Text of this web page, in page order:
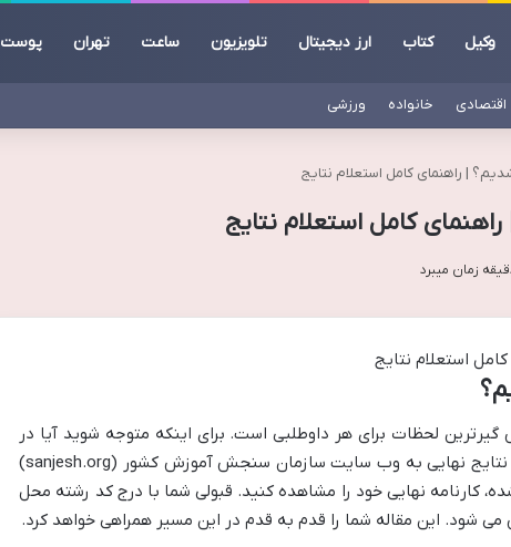
وکیل کتاب ارز دیجیتال تلویزیون ساعت تهران پوست
اقتصادی خانواده ورزشی
| راهنمای کامل استعلام نتایج
کامل استعلام نتایج
گیرترین لحظات برای هر داوطلبی است. برای اینکه متوجه شوید آیا در
کنکور قبول شده اید یا خیر، باید پس از اعلام نتایج نهایی به وب سایت سازمان سنجش آموزش کشور (sanjesh.org)
کارنامه نهایی خود را مشاهده کنید. قبولی شما با درج کد رشته محل
شود. این مقاله شما را قدم به قدم در این مسیر همراهی خواهد کرد.